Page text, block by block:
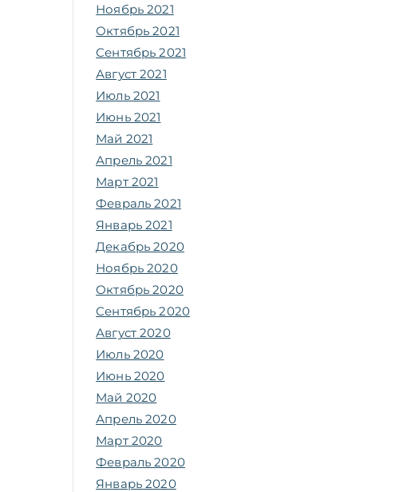
Ноябрь 2021
Октябрь 2021
Сентябрь 2021
Август 2021
Июль 2021
Июнь 2021
Май 2021
Апрель 2021
Март 2021
Февраль 2021
Январь 2021
Декабрь 2020
Ноябрь 2020
Октябрь 2020
Сентябрь 2020
Август 2020
Июль 2020
Июнь 2020
Май 2020
Апрель 2020
Март 2020
Февраль 2020
Январь 2020